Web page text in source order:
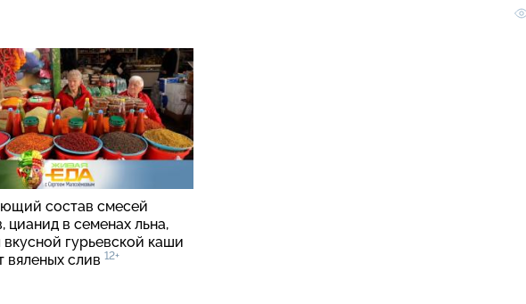
состав смесей
цианид в семенах льна,
вкусной гурьевской каши
вяленых слив 12+